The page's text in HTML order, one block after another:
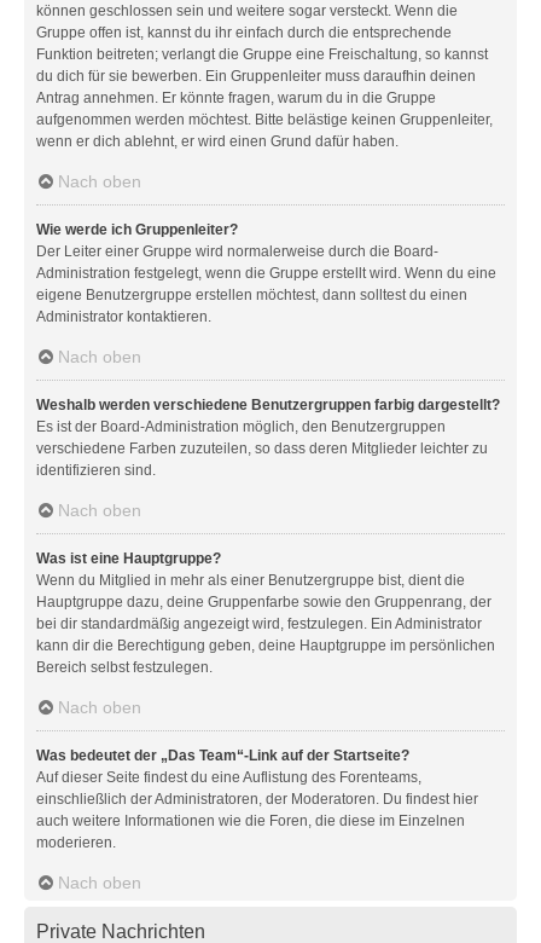
können geschlossen sein und weitere sogar versteckt. Wenn die
Gruppe offen ist, kannst du ihr einfach durch die entsprechende
Funktion beitreten; verlangt die Gruppe eine Freischaltung, so kannst
du dich für sie bewerben. Ein Gruppenleiter muss daraufhin deinen
Antrag annehmen. Er könnte fragen, warum du in die Gruppe
aufgenommen werden möchtest. Bitte belästige keinen Gruppenleiter,
wenn er dich ablehnt, er wird einen Grund dafür haben.
Nach oben
Wie werde ich Gruppenleiter?
Der Leiter einer Gruppe wird normalerweise durch die Board-
Administration festgelegt, wenn die Gruppe erstellt wird. Wenn du eine
eigene Benutzergruppe erstellen möchtest, dann solltest du einen
Administrator kontaktieren.
Nach oben
Weshalb werden verschiedene Benutzergruppen farbig dargestellt?
Es ist der Board-Administration möglich, den Benutzergruppen
verschiedene Farben zuzuteilen, so dass deren Mitglieder leichter zu
identifizieren sind.
Nach oben
Was ist eine Hauptgruppe?
Wenn du Mitglied in mehr als einer Benutzergruppe bist, dient die
Hauptgruppe dazu, deine Gruppenfarbe sowie den Gruppenrang, der
bei dir standardmäßig angezeigt wird, festzulegen. Ein Administrator
kann dir die Berechtigung geben, deine Hauptgruppe im persönlichen
Bereich selbst festzulegen.
Nach oben
Was bedeutet der „Das Team“-Link auf der Startseite?
Auf dieser Seite findest du eine Auflistung des Forenteams,
einschließlich der Administratoren, der Moderatoren. Du findest hier
auch weitere Informationen wie die Foren, die diese im Einzelnen
moderieren.
Nach oben
Private Nachrichten